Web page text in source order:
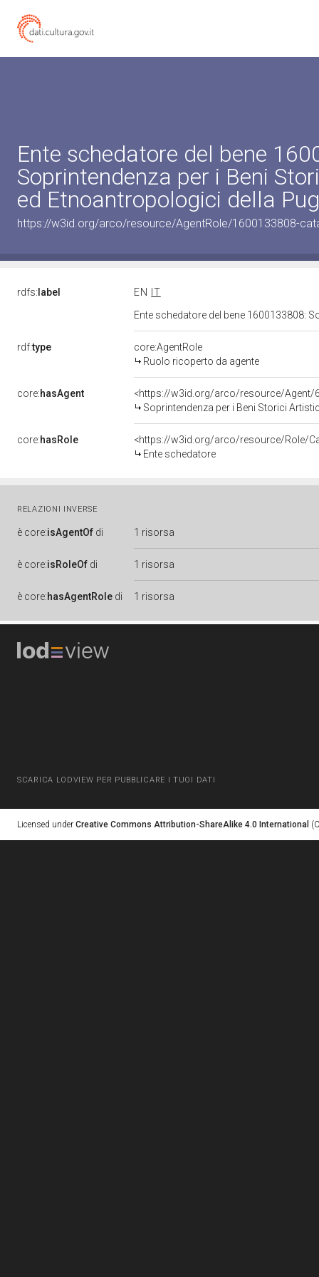
Ente schedatore del bene
Soprintendenza per i Beni
ed Etnoantropologici della
https://w3id.org/arco/resource/AgentRole/1600133808-
rdfs: label EN
IT
Ente schedatore del bene 1600133808:
rdf:type
core:AgentRole
Ruolo ricoperto da agente
core:hasAgent
<https://w3id.org/arco/resource/Agent/
Soprintendenza per i Beni Storici
core:hasRole
<https://w3id.org/arco/resource/Role/
Ente schedatore
RELAZIONI INVERSE
è core:isAgentOf di 1 risorsa
è core:isRoleOf di 1 risorsa
è core:hasAgentRole di 1 risorsa
SCARICA LODVIEW PER PUBBLICARE I TUOI DATI
Licensed under Creative Commons Attribution-ShareAlike 4.0 International